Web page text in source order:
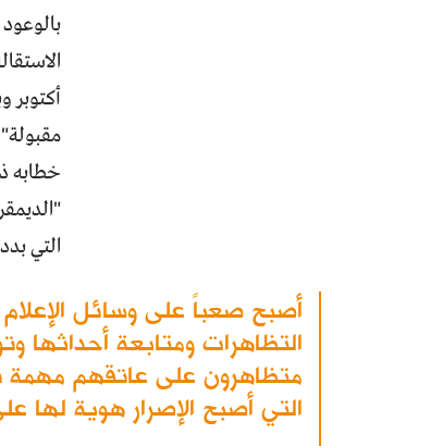
خطابه
التي
أصبح صعباً على وسائل الإعلام
التظاهرات ومتابعة أحداثها
متظاهرون على عاتقهم مهمة
التي أصبح الإصرار هوية لها